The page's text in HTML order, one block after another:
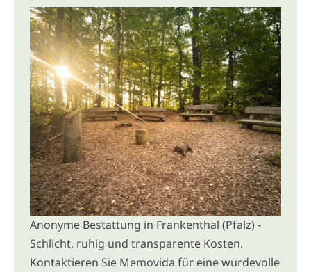
Anonyme Bestattung in Frankenthal (Pfalz) -
Schlicht, ruhig und transparente Kosten.
Kontaktieren Sie Memovida für eine würdevolle